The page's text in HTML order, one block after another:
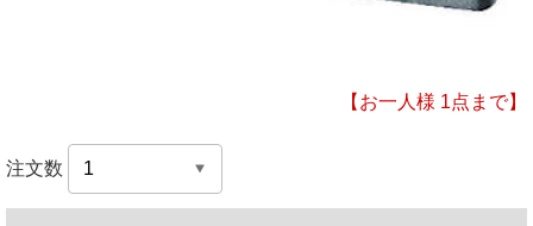
【お一人様 1点まで】
注文数